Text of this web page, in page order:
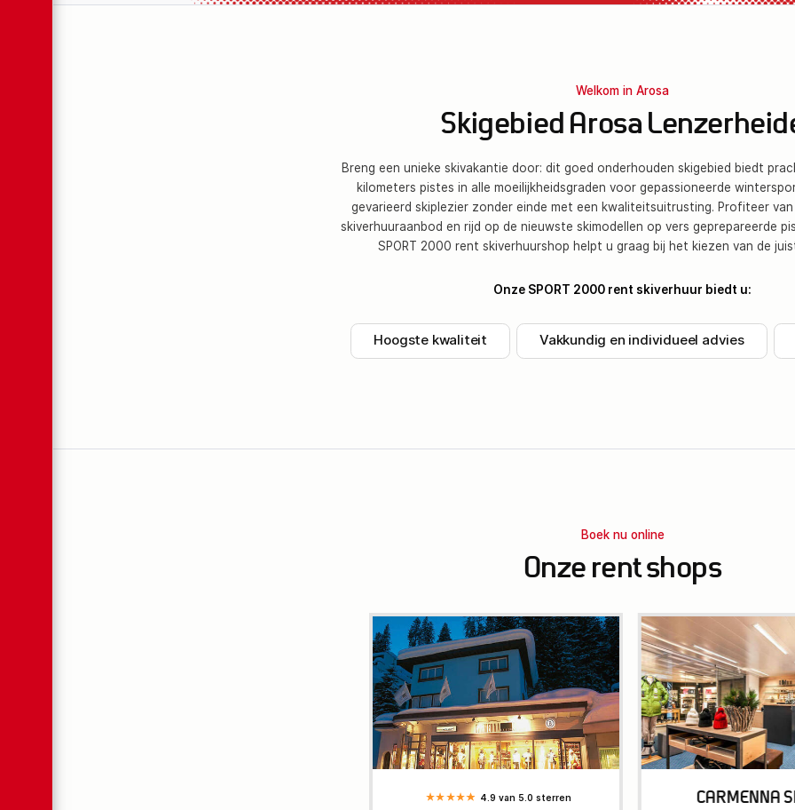
Welkom in Arosa
Skigebied Arosa
Breng een unieke skivakantie door: dit goed onderhouden skigebied biedt
kilometers pistes in alle moeilijkheidsgraden voor gepassioneerde
gevarieerd skiplezier zonder einde met een kwaliteitsuitrusting. Profiteer
skiverhuuraanbod en rijd op de nieuwste skimodellen op vers geprepareerde
SPORT 2000 rent skiverhuurshop helpt u graag bij het kiezen van de
Onze SPORT 2000 rent skiverhuur biedt u:
Hoogste kwaliteit Vakkundig en individueel advies
Boek nu online
Onze rent shops
4.9 van 5.0 sterren CARMENNA